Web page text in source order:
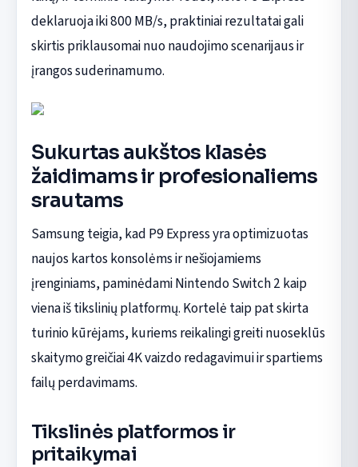
deklaruoja iki 800 MB/s, praktiniai rezultatai gali
skirtis priklausomai nuo naudojimo scenarijaus ir
įrangos suderinamumo.
Sukurtas aukštos klasės
žaidimams ir profesionaliems
srautams
Samsung teigia, kad P9 Express yra optimizuotas
naujos kartos konsolėms ir nešiojamiems
įrenginiams, paminėdami Nintendo Switch 2 kaip
viena iš tikslinių platformų. Kortelė taip pat skirta
turinio kūrėjams, kuriems reikalingi greiti nuoseklūs
skaitymo greičiai 4K vaizdo redagavimui ir spartiems
failų perdavimams.
Tikslinės platformos ir
pritaikymai